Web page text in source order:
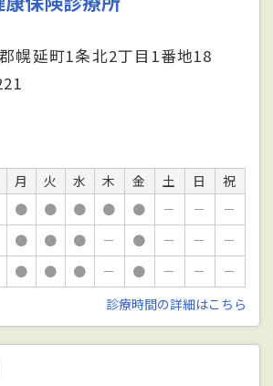
幌延町1条北2丁目1番地18
月 火 水 木 金 土 日
祝
● ● ● ● ● － －
－
● ● ● － ● － －
－
● ● ● － ● － －
－
診療時間の詳細はこちら